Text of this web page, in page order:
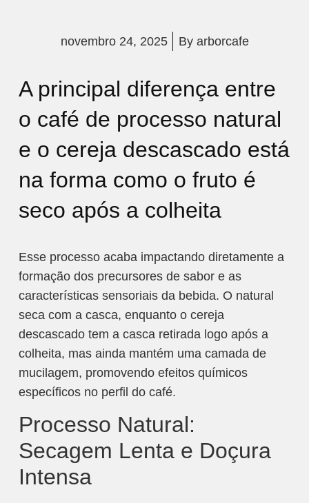
novembro 24, 2025 Byarborcafe
A principal diferença entre
o café de processo natural
e o cereja descascado está
na forma como o fruto é
seco após a colheita
Esse processo acaba impactando diretamente a
formação dos precursores de sabor e as
características sensoriais da bebida. O natural
seca com a casca, enquanto o cereja
descascado tem a casca retirada logo após a
colheita, mas ainda mantém uma camada de
mucilagem, promovendo efeitos químicos
específicos no perfil do café.​
Processo Natural:
Secagem Lenta e Doçura
Intensa